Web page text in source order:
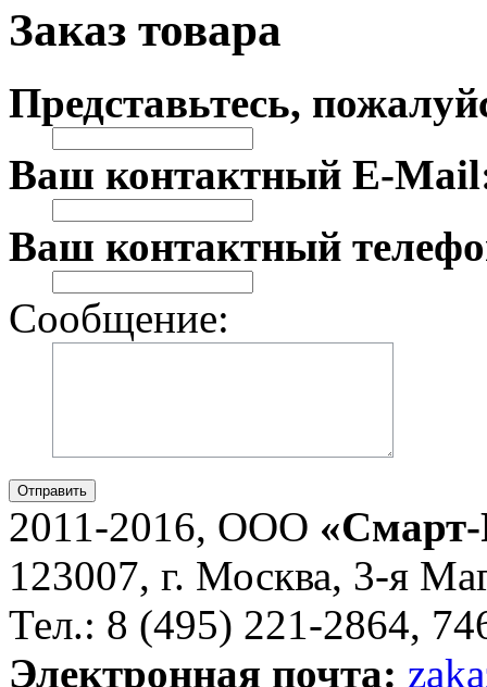
Заказ товара
Представьтесь,
Ваш контактный E-
Ваш контактный
Сообщение:
Отправить
2011-2016, ООО
123007, г. Москва, 3-я
Тел.: 8 (495) 221-2864,
Электронная почта: